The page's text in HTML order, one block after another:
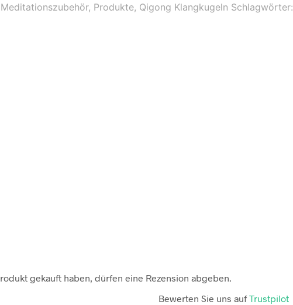
Meditationszubehör, Produkte, Qigong Klangkugeln Schlagwörter:
gekauft haben, dürfen eine Rezension abgeben.
Bewerten Sie uns aufTrustpilot